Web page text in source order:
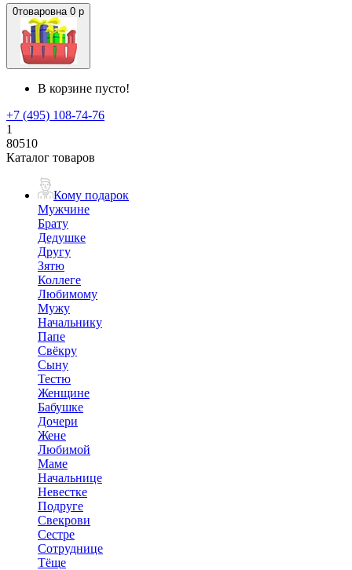
0товаровна 0 р
В корзине пусто!
+7 (495) 108-74-76
1
80510
Каталог товаров
Кому подарок
Мужчине
Брату
Дедушке
Другу
Зятю
Коллеге
Любимому
Мужу
Начальнику
Папе
Свёкру
Сыну
Тестю
Женщине
Бабушке
Дочери
Жене
Любимой
Маме
Начальнице
Невестке
Подруге
Свекрови
Сестре
Сотруднице
Тёще